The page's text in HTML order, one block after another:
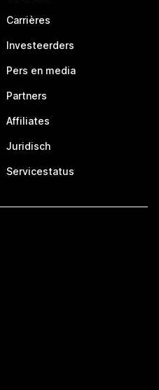
Carrières
Investeerders
Pers en media
Partners
Affiliates
Juridisch
Servicestatus